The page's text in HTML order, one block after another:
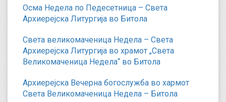
Осма Недела по Педесетница – Света
Архиерејска Литургија во Битола
Света великомаченица Недела – Света
Архиерејска Литургија во храмот „Света
Великомаченица Недела“ во Битола
Архиерејска Вечерна богослужба во хармот
Света Великомаченица Недела – Битола